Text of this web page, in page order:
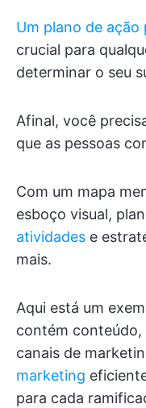
Um plano de
crucial para
determinar o seu
Afinal, você
que as pessoas
Com um mapa
esboço visual,
atividades e
mais.
Aqui está um
contém conteúdo,
canais de
marketing
para cada